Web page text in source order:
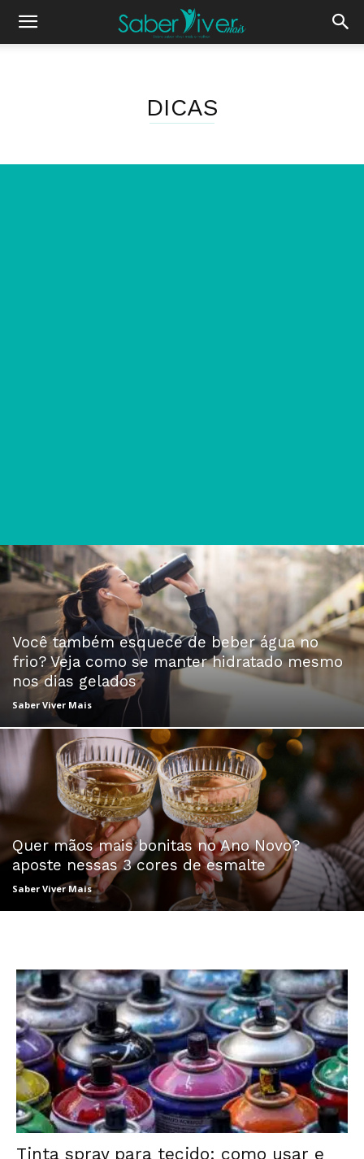
DICAS
Você também esquece de beber água no
frio? Veja como se manter hidratado mesmo
nos dias gelados
Saber Viver Mais
Quer mãos mais bonitas no Ano Novo?
aposte nessas 3 cores de esmalte
Saber Viver Mais
Tinta spray para tecido: como usar e